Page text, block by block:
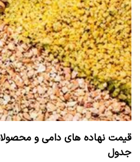
جدول